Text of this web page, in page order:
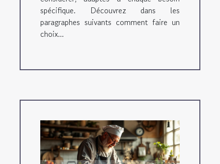
spécifique. Découvrez dans les
paragraphes suivants comment faire un
choix...